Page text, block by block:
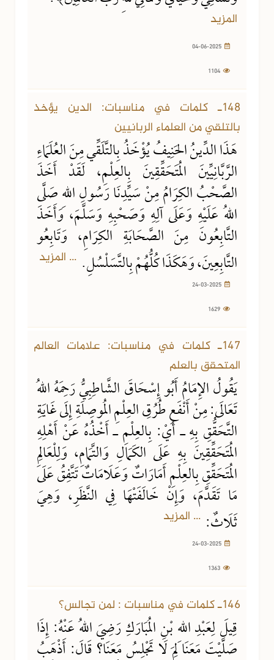
المزيد
148ـ كلمات في مناسبات: الدين يؤخذ
بالتلقي من العلماء الربانيين
هَذَا الدِّينُ الحَنِيفُ يُؤْخَذُ بِالتَّلَقِّي مِنَ العُلَمَاءِ
الرَّبَّانِيِّينَ المُتَحَقِّقِينَ بِالعِلْمِ، لَقَدْ أَخَذَ
الصَّحْبُ الكِرَامُ مِنْ سَيِّدِنَا رَسُولِ اللهِ صَلَّى
اللهُ عَلَيْهِ وَعَلَى آلِهِ وَصَحْبِهِ وَسَلَّمَ، وَأَخَذَ
التَّابِعُونَ مِنَ الصَّحَابَةِ الكِرَامِ، وَتَابِعُو
التَّابِعِينَ، وَهَكَذَا كُلُّهُمْ بِالتَّسَلْسُلِ. ... المزيد
147ـ كلمات في مناسبات: علامات العالم
المتحقق بالعلم
يَقُولُ الإِمَامُ أَبُو إِسْحَاقَ الشَّاطِبِيُّ رَحِمَهُ اللهُ
تَعَالَى: مِنْ أَنْفَعِ طُرُقِ العِلْمِ المُوصِلَةِ إِلَى غَايَةِ
التَّحَقُّقِ بِهِ ـ أَيْ: بِالعِلْمِ ـ أَخْذُهُ عَنْ أَهْلِهِ
المُتَحَقِّقِينَ بِهِ عَلَى الكَمَالِ وَالتَّمَامِ، وَلِلْعَالِمِ
المُتَحَقِّقِ بِالعِلْمِ أَمَارَاتٌ وَعَلَامَاتٌ تَتَّفِقُ عَلَى
مَا تَقَدَّمَ، وَإِنْ خَالَفَتْهَا فِي النَّظَرِ، وَهِيَ
ثَلَاثٌ: ... المزيد
146ـ كلمات في مناسبات : لمن تجالس؟
قِيلَ لِعَبْدِ اللهِ بْنِ المُبَارَكِ رَضِيَ اللهُ عَنْهُ: إِذَا
صَلَّيْتَ مَعَنَا لِمَ لَا تَجْلِسُ مَعَنَا؟ قَالَ: أَذْهَبُ